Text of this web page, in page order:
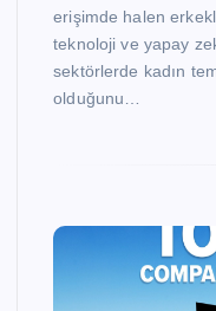
erişimde halen
teknoloji ve yapay
sektörlerde kadın
olduğunu…